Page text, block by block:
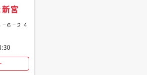
新宮
−６−２４